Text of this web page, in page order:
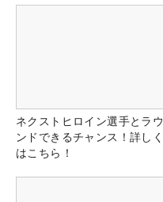
ネクストヒロイン選手とラウ
ンドできるチャンス！詳しく
はこちら！